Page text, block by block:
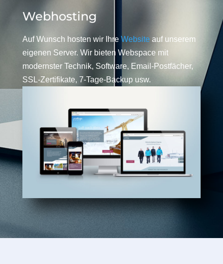
Webhosting
Auf Wunsch hosten wir Ihre Website auf unserem
eigenen Server. Wir bieten Webspace mit
modernster Technik, Software, Email-Postfächer,
SSL-Zertifikate, 7-Tage-Backup usw.